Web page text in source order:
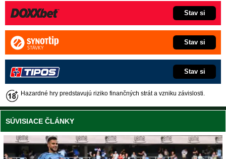
Stav si
Stav si
Stav si
Hazardné hry predstavujú riziko finančných strát a vzniku závislosti.
SÚVISIACE ČLÁNKY